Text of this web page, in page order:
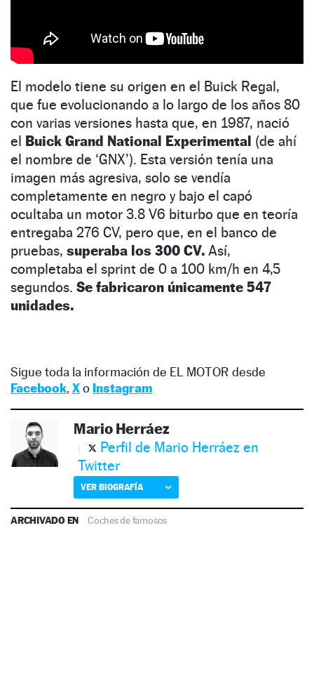
El modelo tiene su origen en el Buick Regal,
que fue evolucionando a lo largo de los años 80
con varias versiones hasta que, en 1987, nació
el
Buick Grand National Experimental (de ahí
el nombre de ‘GNX’). Esta versión tenía una
imagen más agresiva, solo se vendía
completamente en negro y bajo el capó
ocultaba un motor 3.8 V6 biturbo que en teoría
entregaba 276 CV, pero que, en el banco de
pruebas, superaba los 300 CV. Así,
completaba el sprint de 0 a 100 km/h en 4,5
segundos. Se fabricaron únicamente 547
unidades.
Sigue toda la información de EL MOTOR desde
Facebook, Xo Instagram
Mario Herráez
Perfil de Mario Herráez en
Twitter
VER BIOGRAFÍA
ARCHIVADO EN Coches de famosos